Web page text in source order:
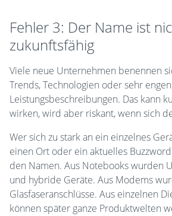
Fehler 3: Der Name ist
zukunftsfähig
Viele neue Unternehmen benennen
Trends, Technologien oder sehr engen
Leistungsbeschreibungen. Das kann
wirken, wird aber riskant, wenn sich
Wer sich zu stark an ein einzelnes
einen Ort oder ein aktuelles
den Namen. Aus Notebooks wurden
und hybride Geräte. Aus Modems
Glasfaseranschlüsse. Aus einzelnen
können später ganze Produktwelten